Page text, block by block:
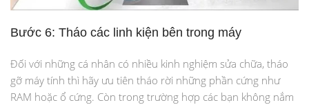
Bước 6: Tháo các linh kiện bên trong máy
Đối với những cá nhân có nhiều kinh nghiệm sửa chữa, tháo
gỡ máy tính thì hãy ưu tiên tháo rời những phần cứng như
RAM hoặc ổ cứng. Còn trong trường hợp các bạn không nắm